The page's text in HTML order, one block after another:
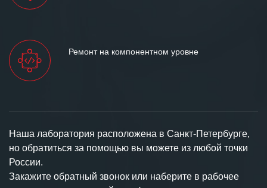
Ремонт на компонентном уровне
Наша лаборатория расположена в Санкт-Петербурге,
но обратиться за помощью вы можете из любой точки
России.
Закажите обратный звонок или наберите в рабочее